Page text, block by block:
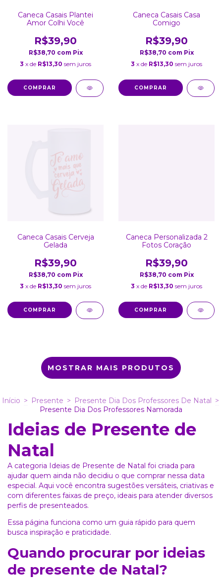
Caneca Casais Plantei
Amor Colhi Você
R$39,90
R$38,70 com Pix
3 x de R$13,30 sem juros
COMPRAR
Caneca Casais Casa
Comigo
R$39,90
R$38,70 com Pix
3 x de R$13,30 sem juros
COMPRAR
Caneca Casais Cerveja
Gelada
R$39,90
R$38,70 com Pix
3 x de R$13,30 sem juros
COMPRAR
Caneca Personalizada 2
Fotos Coração
R$39,90
R$38,70 com Pix
3 x de R$13,30 sem juros
COMPRAR
MOSTRAR MAIS PRODUTOS
Início > Presente > Presente Dia Dos Professores De Natal >
Presente Dia Dos Professores Namorada
Ideias de Presente de
Natal
A categoria Ideias de Presente de Natal foi criada para
ajudar quem ainda não decidiu o que comprar nessa data
especial. Aqui você encontra sugestões versáteis, criativas e
com diferentes faixas de preço, ideais para atender diversos
perfis de presenteados.
Essa página funciona como um guia rápido para quem
busca inspiração e praticidade.
Quando procurar por ideias
de presente de Natal?